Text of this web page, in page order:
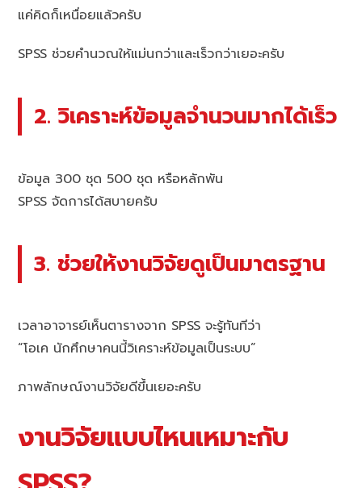
แค่คิดก็เหนื่อยแล้วครับ
SPSS ช่วยคำนวณให้แม่นกว่าและเร็วกว่าเยอะครับ
2. วิเคราะห์ข้อมูลจำนวนมากได้เร็ว
ข้อมูล 300 ชุด 500 ชุด หรือหลักพัน
SPSS จัดการได้สบายครับ
3. ช่วยให้งานวิจัยดูเป็นมาตรฐาน
เวลาอาจารย์เห็นตารางจาก SPSS จะรู้ทันทีว่า
“โอเค นักศึกษาคนนี้วิเคราะห์ข้อมูลเป็นระบบ”
ภาพลักษณ์งานวิจัยดีขึ้นเยอะครับ
งานวิจัยแบบไหนเหมาะกับ